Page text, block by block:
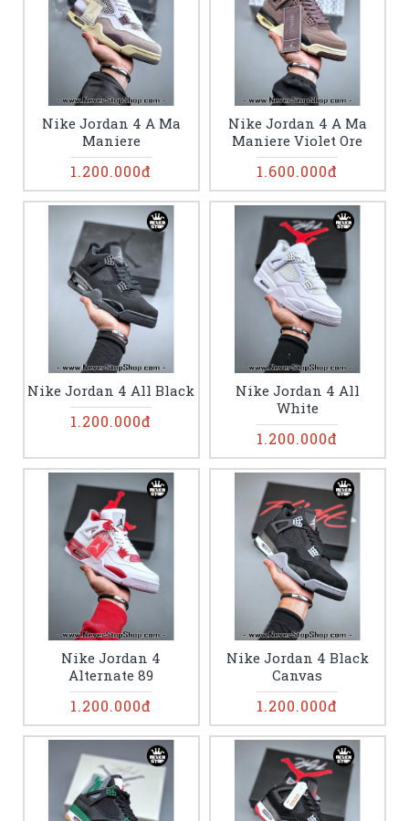
Nike Jordan 4 A Ma
Maniere
1.200.000đ
Nike Jordan 4 A Ma
Maniere Violet Ore
1.600.000đ
Nike Jordan 4 All Black
1.200.000đ
Nike Jordan 4 All
White
1.200.000đ
Nike Jordan 4
Alternate 89
1.200.000đ
Nike Jordan 4 Black
Canvas
1.200.000đ